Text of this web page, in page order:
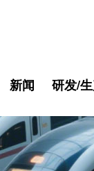
新闻 研发/